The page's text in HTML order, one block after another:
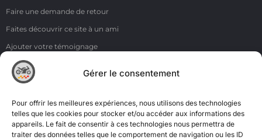
Gérer le consentement
Pour offrir les meilleures expériences, nous utilisons des technologies
telles que les cookies pour stocker et/ou accéder aux informations des
appareils. Le fait de consentir à ces technologies nous permettra de
traiter des données telles que le comportement de navigation ou les ID
Faire une demande de retour
Faites découvrir ce site à un ami
Ajouter votre témoignage
Voir tous les témoignages
Liens
NOS COORDONNÉES
ZI de la Moinerie - 8 rue du Roussillon 91220 Bretigny sur Orge
Email: contact@accimoto.com